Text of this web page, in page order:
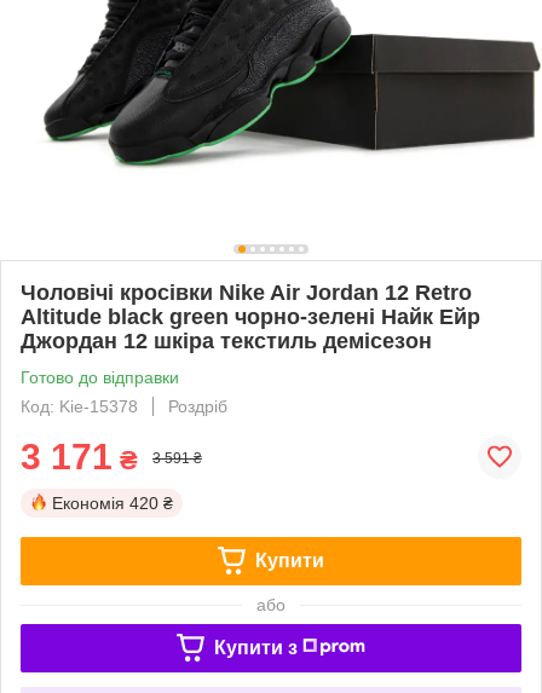
Чоловічі кросівки Nike Air Jordan 12 Retro
Altitude black green чорно-зелені Найк Ейр
Джордан 12 шкіра текстиль демісезон
Готово до відправки
Код: Kie-15378
Роздріб
3 171 ₴ 3 591 ₴
Економія 420 ₴
Купити
або
Купити з